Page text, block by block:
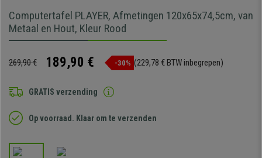
Computertafel PLAYER, Afmetingen 120x65x74,5cm, van
Metaal en Hout, Kleur Rood
269,90 € 189,90 € -30% (229,78 € BTW inbegrepen)
GRATIS verzending
Op voorraad. Klaar om te verzenden